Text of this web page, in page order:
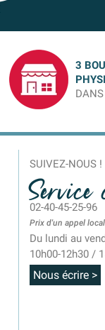
3
SUIVEZ-NOUS !
02-40-45-25-96
Prix d'un appel local
Du lundi au
10h00-12h30 /
Nous écrire >